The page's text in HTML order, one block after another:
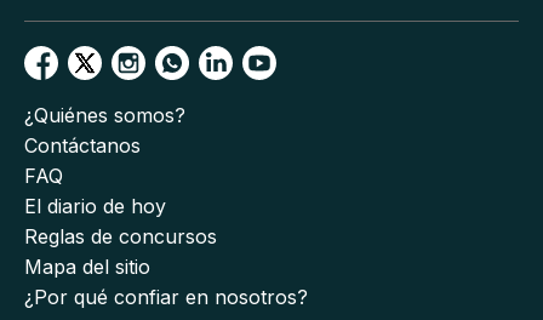
¿Quiénes somos?
Contáctanos
FAQ
El diario de hoy
Reglas de concursos
Mapa del sitio
¿Por qué confiar en nosotros?